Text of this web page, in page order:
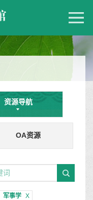
资源导航
OA资源
军事学 X